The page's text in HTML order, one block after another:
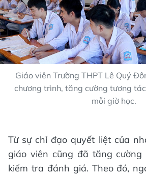
Giáo viên Trường THPT Lê Quý
chương trình, tăng cường tương
mỗi giờ học.
Từ sự chỉ đạo quyết liệt của
giáo viên cũng đã tăng cường
kiểm tra đánh giá. Theo đó,